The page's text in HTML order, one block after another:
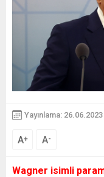
Yayınlama: 26.06.2023
A+ A-
Wagner isimli